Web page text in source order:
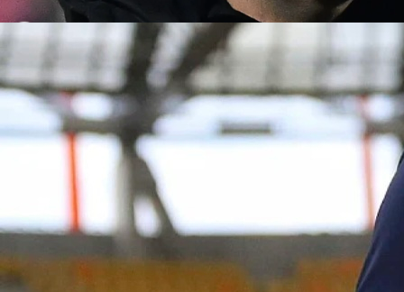
'Država Bosna' odjekivalo Šumadijom:
Navijači Novog Pazara upisali
pobjedu i poslali snažnu poruku
Autor:
Redakcija
14:48, 11.05.2025